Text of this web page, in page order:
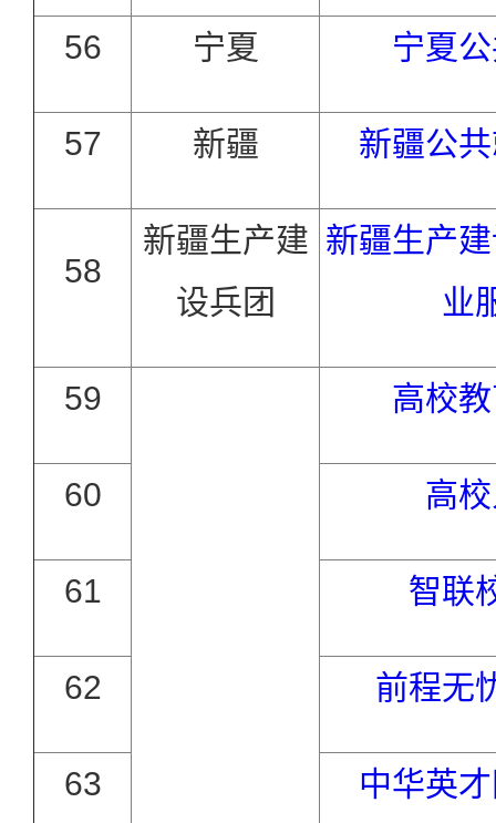
56 宁夏 宁夏
57 新疆 新疆公
58
新疆生产建
设兵团
新疆生产
业
59 高校
60 高
61 智联
62 前程无
63 中华英